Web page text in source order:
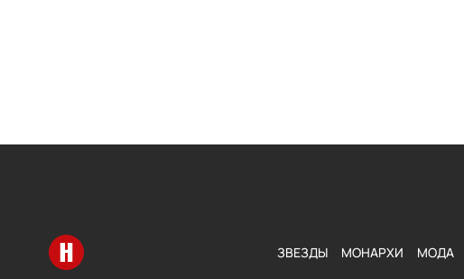
Перейти на главную ЗВЕЗДЫ МОНАРХИ МОДА